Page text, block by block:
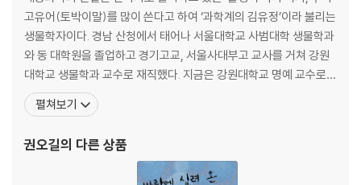
고유어(토박이말)를 많이 쓴다고 하여 ‘과학계의 김유정’이라 불리는
생물학자이다. 경남 산청에서 태어나 서울대학교 사범대학 생물학과
와 동 대학원을 졸업하고 경기고교, 서울사대부고 교사를 거쳐 강원
대학교 생물학과 교수로 재직했다. 지금은 강원대학교 명예 교수로
있으면서 글쓰기와 방송, 강의 등을 통해 재미있는 과학 이야기를 꾸
준히 들려주고 있다. 1994년부터 [강원일보]에 「생물이야기」를, 20
년까지 약 10년간 [월간중앙]에 「권오길이
펼쳐보기
권오길의 다른 상품